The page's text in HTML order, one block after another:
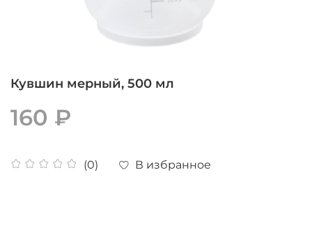
Кувшин мерный, 500 мл
(0) В избранное
160 ₽